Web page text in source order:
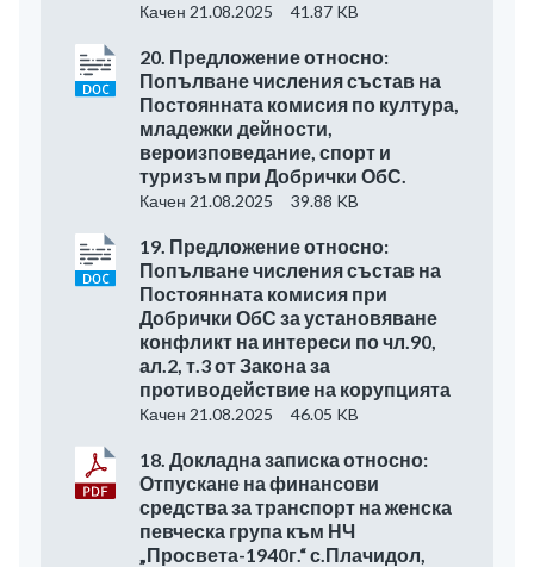
Качен 21.08.2025 41.87 KB
20. Предложение относно:
Попълване числения състав на
Постоянната комисия по култура,
младежки дейности,
вероизповедание, спорт и
туризъм при Добрички ОбС.
Качен 21.08.2025 39.88 KB
19. Предложение относно:
Попълване числения състав на
Постоянната комисия при
Добрички ОбС за установяване
конфликт на интереси по чл.90,
ал.2, т.3 от Закона за
противодействие на корупцията
Качен 21.08.2025 46.05 KB
18. Докладна записка относно:
Отпускане на финансови
средства за транспорт на женска
певческа група към НЧ
„Просвета-1940г.“ с.Плачидол,